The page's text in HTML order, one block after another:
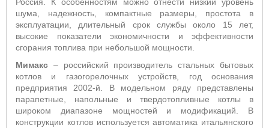
Россия. К особенностям можно отнести низкий уровень
шума, надежность, компактные размеры, простота в
эксплуатации, длительный срок службы около 15 лет,
высокие показатели экономичности и эффективности
сгорания топлива при небольшой мощности.
Мимакс – российский производитель стальных бытовых
котлов и газогорелочных устройств, год основания
предприятия 2002-й. В модельном ряду представлены
парапетные, напольные и твердотопливные котлы в
широком диапазоне мощностей и модификаций. В
конструкции котлов используется автоматика итальянского